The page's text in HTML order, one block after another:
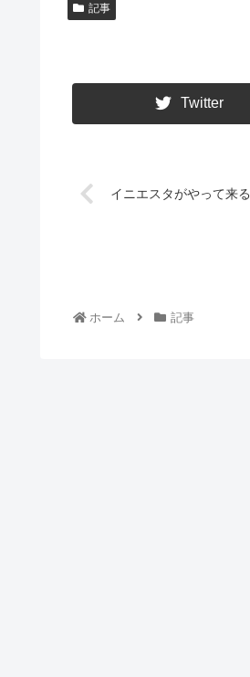
記事
Twitter
イニエスタがやって来る
ホーム 記事